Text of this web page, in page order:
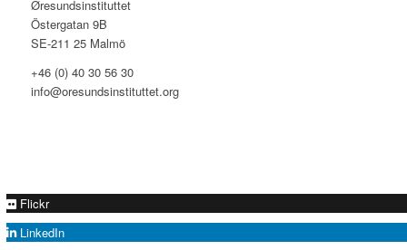
Øresundsinstituttet
Östergatan 9B
SE-211 25 Malmö
+46 (0) 40 30 56 30
info@oresundsinstituttet.org
Flickr
LinkedIn